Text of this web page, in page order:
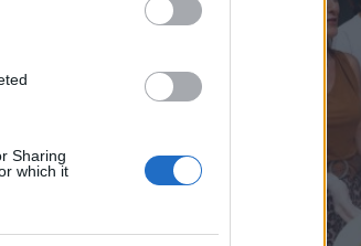
Sharing
which it
di vedere le cose in
realizzati: ho una
si mente, si